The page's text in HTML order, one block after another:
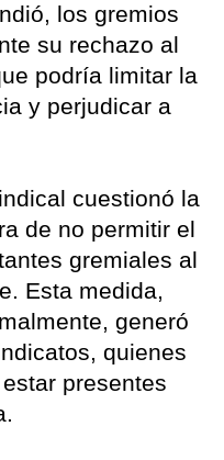
los gremios
su rechazo al
podría limitar la
y perjudicar a
cuestionó la
de no permitir el
gremiales al
Esta medida,
generó
quienes
presentes